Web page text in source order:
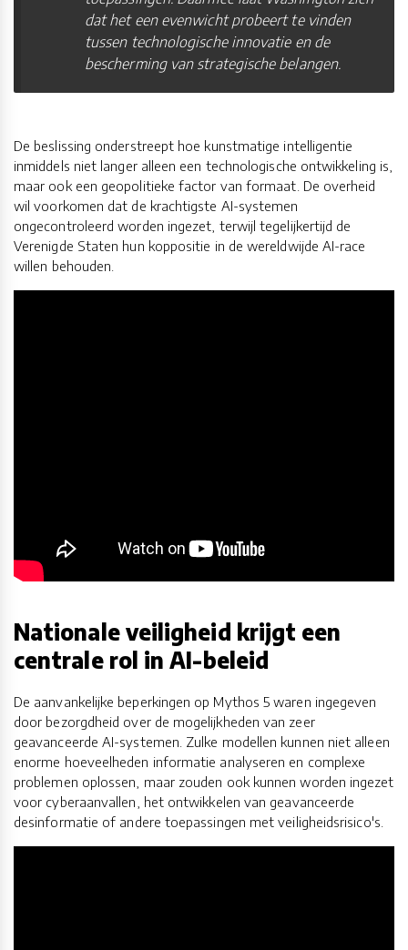
dat het een evenwicht probeert te vinden
tussen technologische innovatie en de
bescherming van strategische belangen.
De beslissing onderstreept hoe kunstmatige intelligentie
inmiddels niet langer alleen een technologische ontwikkeling is,
maar ook een geopolitieke factor van formaat. De overheid
wil voorkomen dat de krachtigste AI-systemen
ongecontroleerd worden ingezet, terwijl tegelijkertijd de
Verenigde Staten hun koppositie in de wereldwijde AI-race
willen behouden.
Nationale veiligheid krijgt een
centrale rol in AI-beleid
De aanvankelijke beperkingen op Mythos 5 waren ingegeven
door bezorgdheid over de mogelijkheden van zeer
geavanceerde AI-systemen. Zulke modellen kunnen niet alleen
enorme hoeveelheden informatie analyseren en complexe
problemen oplossen, maar zouden ook kunnen worden ingezet
voor cyberaanvallen, het ontwikkelen van geavanceerde
desinformatie of andere toepassingen met veiligheidsrisico's.